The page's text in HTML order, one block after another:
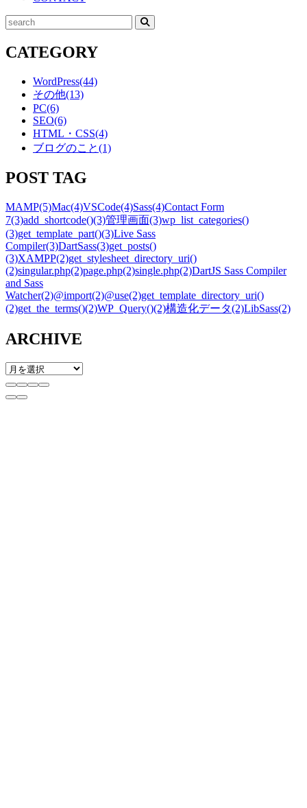
CATEGORY
WordPress(44)
その他(13)
PC(6)
SEO(6)
HTML・CSS(4)
ブログのこと(1)
POST TAG
MAMP(5)Mac(4)VSCode(4)Sass(4)Contact Form
7(3)add_shortcode()(3)管理画面(3)wp_list_categories()
(3)get_template_part()(3)Live Sass
Compiler(3)DartSass(3)get_posts()
(3)XAMPP(2)get_stylesheet_directory_uri()
(2)singular.php(2)page.php(2)single.php(2)DartJS Sass Compiler
and Sass
Watcher(2)@import(2)@use(2)get_template_directory_uri()
(2)get_the_terms()(2)WP_Query()(2)構造化データ(2)LibSass(2)
ARCHIVE